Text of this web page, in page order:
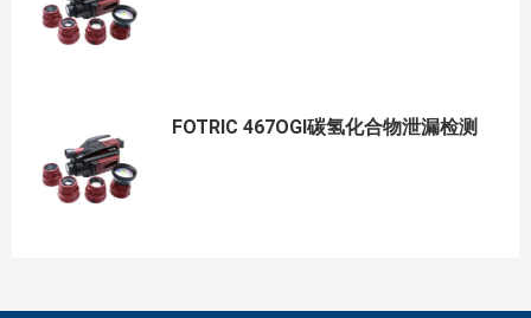
FOTRIC 467OGI碳氢化合物泄漏检测